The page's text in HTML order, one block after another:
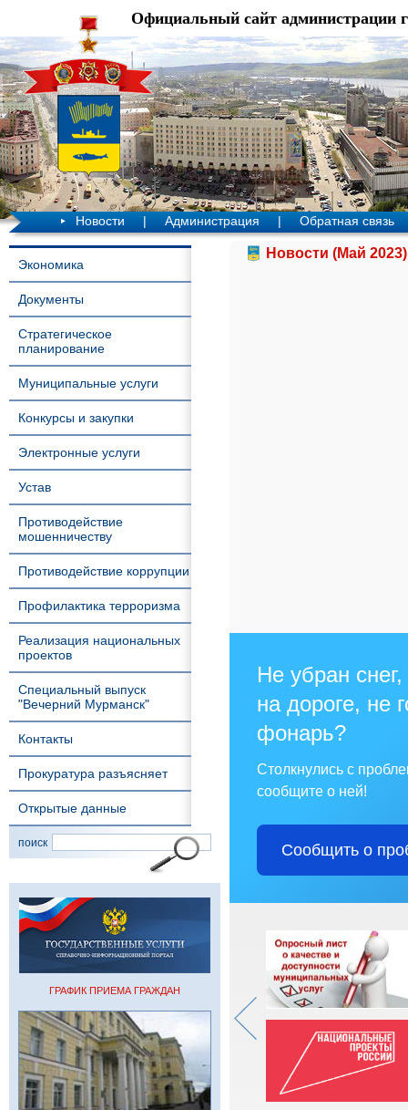
Официальный сайт администрации
Новости | Администрация | Обратная связь
Экономика
Документы
Стратегическое
планирование
Муниципальные услуги
Конкурсы и закупки
Электронные услуги
Устав
Противодействие
мошенничеству
Противодействие коррупции
Профилактика терроризма
Реализация национальных
проектов
Специальный выпуск
"Вечерний Мурманск"
Контакты
Прокуратура разъясняет
Открытые данные
поиск
ГРАФИК ПРИЕМА ГРАЖДАН
Новости (Май 2023)
Не убран
на дороге, не
фонарь?
Столкнулись с
сообщите о ней!
Сообщить о